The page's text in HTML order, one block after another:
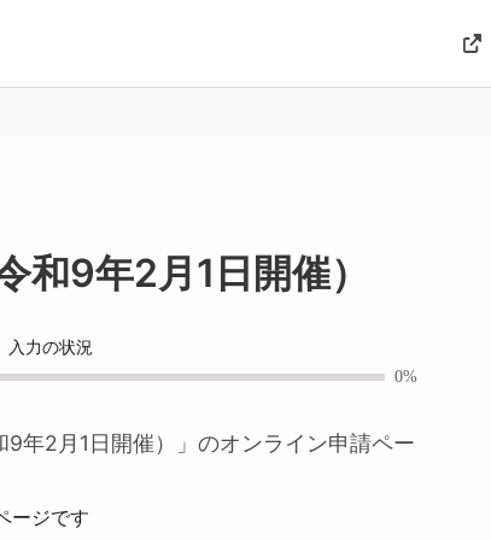
和9年2月1日開催）
入力の状況
0%
年2月1日開催）
」のオンライン申請ペー
ージです